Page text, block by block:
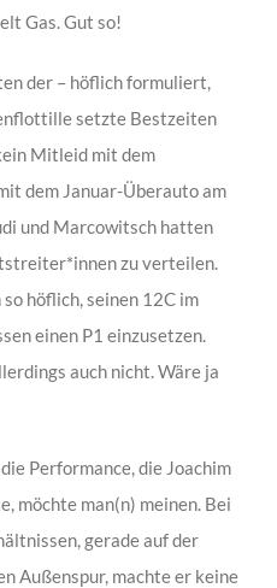
Gas. Gut so!
der – höflich formuliert,
setzte Bestzeiten
Mitleid mit dem
dem Januar-Überauto am
und Marcowitsch hatten
zu verteilen.
höflich, seinen 12C im
einen P1 einzusetzen.
auch nicht. Wäre ja
Performance, die Joachim
möchte man(n) meinen. Bei
gerade auf der
Außenspur, machte er keine